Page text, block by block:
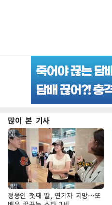
많이 본 기사
정웅인 첫째 딸, 연기자 지망…또